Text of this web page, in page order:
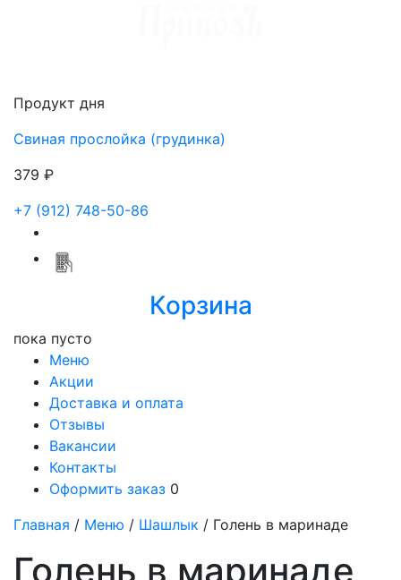
Продукт дня
Свиная прослойка (грудинка)
379 ₽
+7 (912) 748-50-86
Корзина
пока пусто
Меню
Акции
Доставка и оплата
Отзывы
Вакансии
Контакты
Оформить заказ 0
Главная / Меню / Шашлык / Голень в маринаде
Голень в маринаде